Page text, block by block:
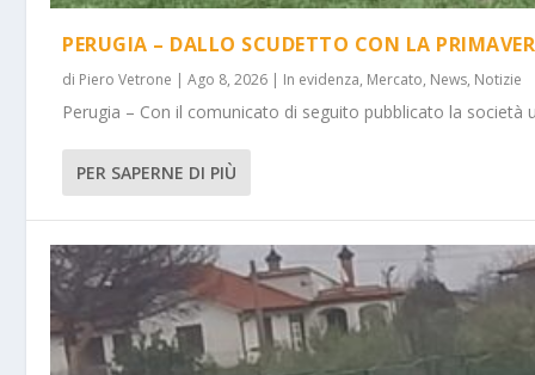
PERUGIA – DALLO SCUDETTO CON LA
di Piero Vetrone |Ago 8, 2026 | In evidenza, Mercato, News, Notizie
Perugia – Con il comunicato di seguito pubblicato la società
PER SAPERNE DI PIÙ